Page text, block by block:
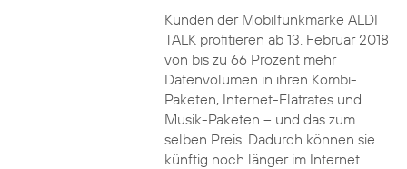
Kunden der Mobilfunkmarke ALDI
TALK profitieren ab 13. Februar 2018
von bis zu 66 Prozent mehr
Datenvolumen in ihren Kombi-
Paketen, Internet-Flatrates und
Musik-Paketen – und das zum
selben Preis. Dadurch können sie
künftig noch länger im Internet